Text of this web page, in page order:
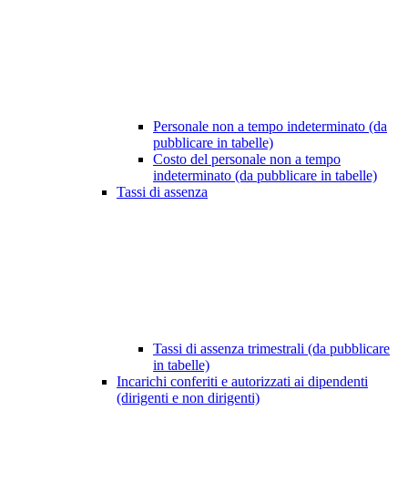
Personale non a tempo indeterminato (da
pubblicare in tabelle)
Costo del personale non a tempo
indeterminato (da pubblicare in tabelle)
Tassi di assenza
Tassi di assenza trimestrali (da pubblicare
in tabelle)
Incarichi conferiti e autorizzati ai dipendenti
(dirigenti e non dirigenti)